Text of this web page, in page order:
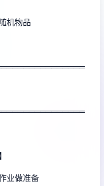
机物品
业做准备